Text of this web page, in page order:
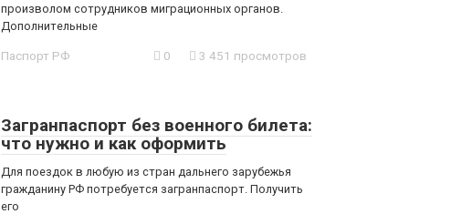
произволом сотрудников миграционных органов.
Дополнительные
Паспорт РФ 0 3 451 просмотров
Загранпаспорт без военного билета:
что нужно и как оформить
Для поездок в любую из стран дальнего зарубежья
гражданину РФ потребуется загранпаспорт. Получить
его